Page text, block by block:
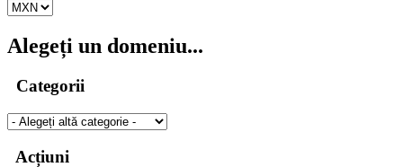
Alegeți un domeniu...
Categorii
Acțiuni